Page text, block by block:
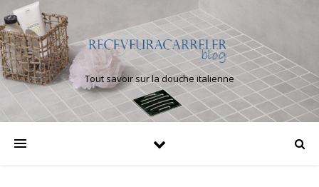
Tout savoir sur la douche italienne